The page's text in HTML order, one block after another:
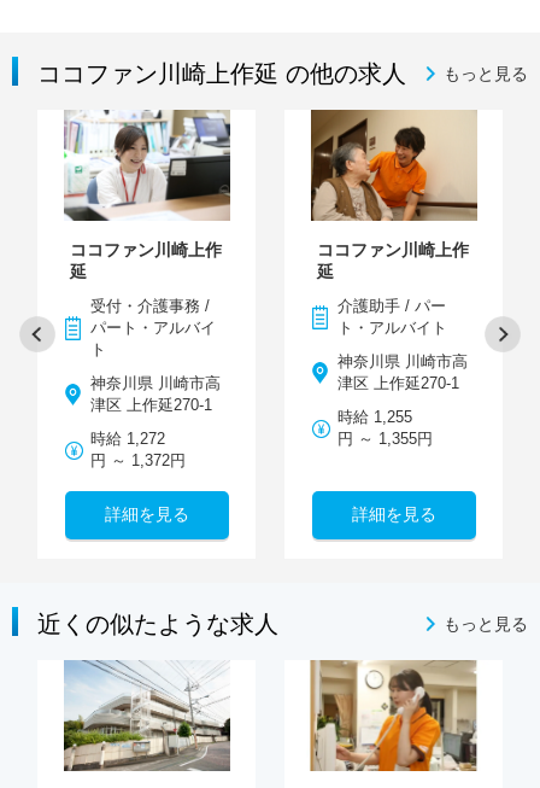
ココファン川崎上作延 の他の求人 もっと見る
ココファン川崎上作
延
受付・介護事務 /
パート・アルバイ
ト
神奈川県 川崎市高
津区 上作延270-1
時給 1,272
円 ～ 1,372円
詳細を見る
ココファン川崎上作
延
介護助手 / パー
ト・アルバイト
神奈川県 川崎市高
津区 上作延270-1
時給 1,255
円 ～ 1,355円
詳細を見る
近くの似たような求人 もっと見る